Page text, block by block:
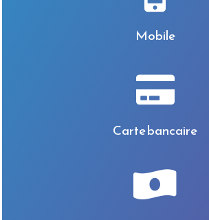
Mobile
Carte bancaire